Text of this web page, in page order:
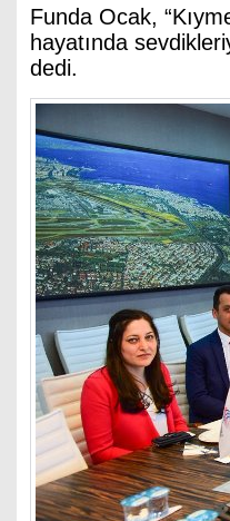
Funda Ocak,
hayatında
dedi.